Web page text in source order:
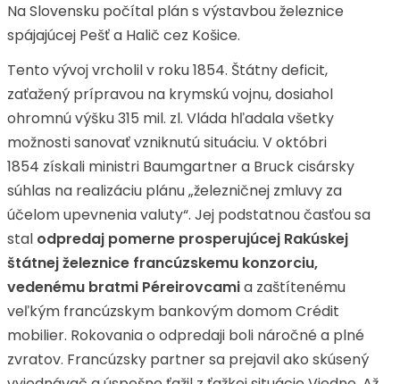
Na Slovensku počítal plán s výstavbou železnice
spájajúcej Pešť a Halič cez Košice.
Tento vývoj vrcholil v roku 1854. Štátny deficit,
zaťažený prípravou na krymskú vojnu, dosiahol
ohromnú výšku 315 mil. zl. Vláda hľadala všetky
možnosti sanovať vzniknutú situáciu. V októbri
1854 získali ministri Baumgartner a Bruck cisársky
súhlas na realizáciu plánu „železničnej zmluvy za
účelom upevnenia valuty“. Jej podstatnou časťou sa
stal odpredaj pomerne prosperujúcej Rakúskej
štátnej železnice francúzskemu konzorciu,
vedenému bratmi Péreirovcamia zaštítenému
veľkým francúzskym bankovým domom Crédit
mobilier. Rokovania o odpredaji boli náročné a plné
zvratov. Francúzsky partner sa prejavil ako skúsený